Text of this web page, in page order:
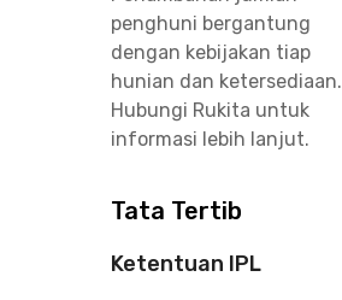
penghuni bergantung
dengan kebijakan tiap
hunian dan ketersediaan.
Hubungi Rukita untuk
informasi lebih lanjut.
Tata Tertib
Ketentuan IPL